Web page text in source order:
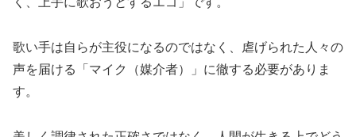
歌い手は自らが主役になるのではなく、虐げられた人々の
声を届ける「マイク（媒介者）」に徹する必要がありま
す。